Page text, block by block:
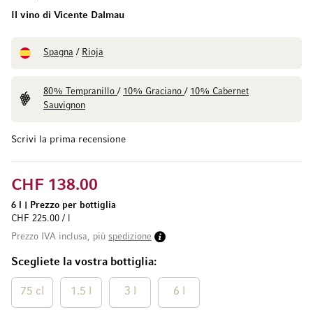
Scrivi la prima recensione
Il vino di Vicente Dalmau
Spagna / Rioja
80% Tempranillo/ 10% Graciano/ 10% Cabernet
Sauvignon
Scegliete la vostra bottiglia
75 cl 1.5 l 3 l 6 l
CHF 138.00
6 l
Prezzo per bottiglia
CHF 225.00 / l
Prezzo IVA inclusa, più spedizione